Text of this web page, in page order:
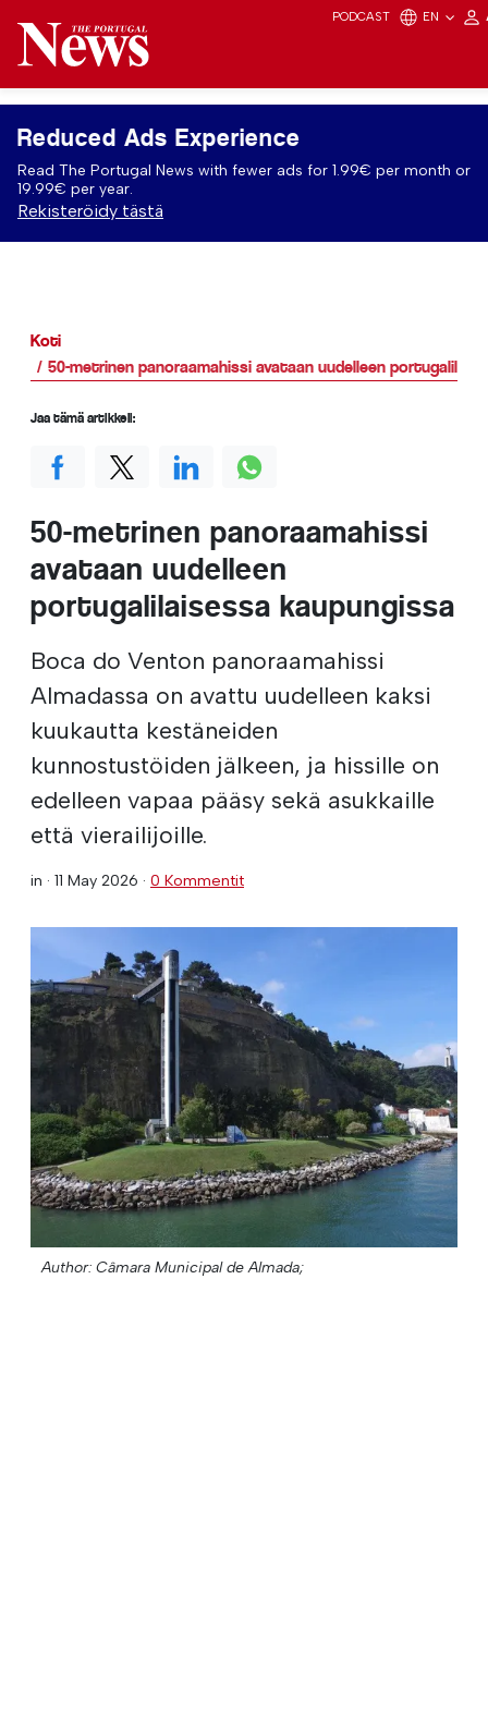
PODCAST EN
Reduced Ads Experience
Read The Portugal News with fewer ads for 1.99€ per month or
19.99€ per year.
Rekisteröidy tästä
Koti
50-metrinen panoraamahissi avataan uudelleen
50-metrinen panoraamahissi
avataan uudelleen
portugalilaisessa kaupungissa
Boca do Venton panoraamahissi
Almadassa on avattu uudelleen kaksi
kuukautta kestäneiden
kunnostustöiden jälkeen, ja hissille on
edelleen vapaa pääsy sekä asukkaille
että vierailijoille.
in · 11 May 2026 · 0 Kommentit
Author: Câmara Municipal de Almada;
Jaa tämä artikkeli: